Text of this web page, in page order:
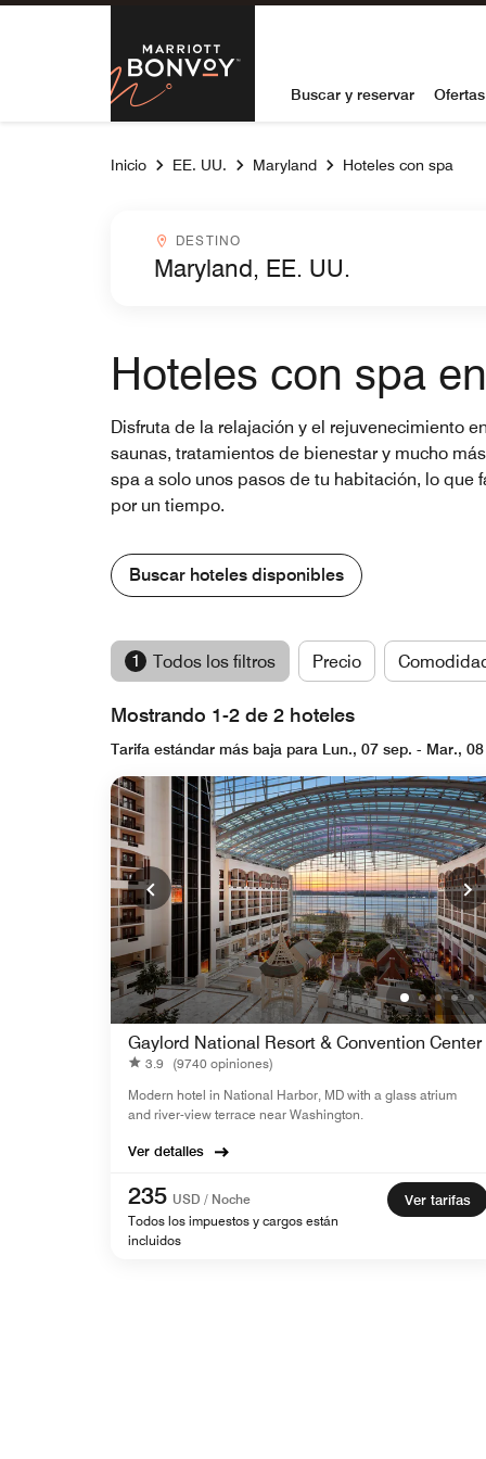
Skip to Content
MarriottBuscar y reservar
Inicio EE. UU. Maryland Hoteles con spa
Destinocombobox
DESTINO
Hoteles con spa
Disfruta de la relajación y el rejuvenecimiento
saunas, tratamientos de bienestar y mucho
spa a solo unos pasos de tu habitación, lo que
por un tiempo.
Buscar hoteles disponibles
1 Todos los filtros Precio
Mostrando 1-2 de 2 hoteles
Tarifa estándar más baja para Lun., 07 sep. - Mar.,
Gaylord National Resort & Convention Center
3.9
(9740 opiniones)
Modern hotel in National Harbor, MD with a glass atrium
and river-view terrace near Washington.
Ver detalles
235 USD / Noche
Todos los impuestos y cargos están
incluidos
Ver tarifas